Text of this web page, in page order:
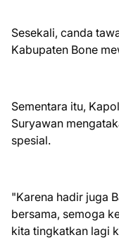
Sesekali, canda
Kabupaten Bone
Sementara itu,
Suryawan
spesial.
"Karena hadir juga
bersama, semoga
kita tingkatkan lagi